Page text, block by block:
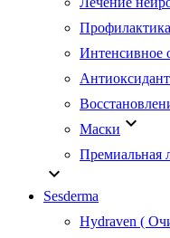
Интенсивное
Маски keyboard_arrow_down
Премиальная
keyboard_arrow_down
Sesderma
Hydraven (